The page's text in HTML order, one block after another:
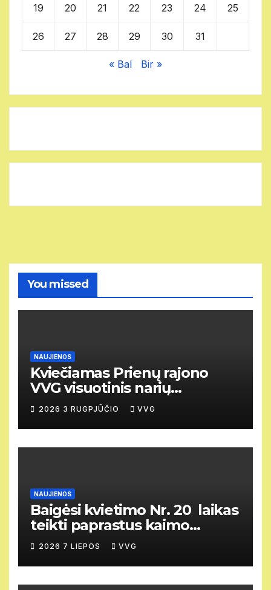
19 20 21 22 23 24 25
26 27 28 29 30 31
« Bal Bir »
You missed
NAUJIENOS
Kviečiamas Prienų rajono
VVG visuotinis narių
susirinkimas
2026 3 RUGPJŪČIO VVG
NAUJIENOS
Baigėsi kvietimo Nr. 20 laikas
teikti paprastus kaimo
vietovių vietos projektus
2026 7 LIEPOS VVG